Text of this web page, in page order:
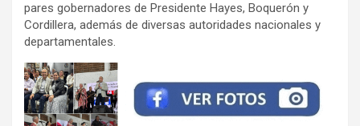
pares gobernadores de Presidente Hayes, Boquerón y
Cordillera, además de diversas autoridades nacionales y
departamentales.